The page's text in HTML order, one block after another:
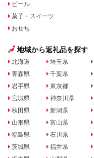
ビール
菓子・スイーツ
おせち
地域から返礼品を探す
北海道
青森県
岩手県
宮城県
秋田県
山形県
福島県
茨城県
埼玉県
千葉県
東京都
神奈川県
新潟県
富山県
石川県
福井県